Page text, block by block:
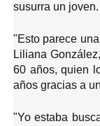
susurra un joven.
"Esto parece
Liliana
60 años, quien
años gracias a
"Yo estaba